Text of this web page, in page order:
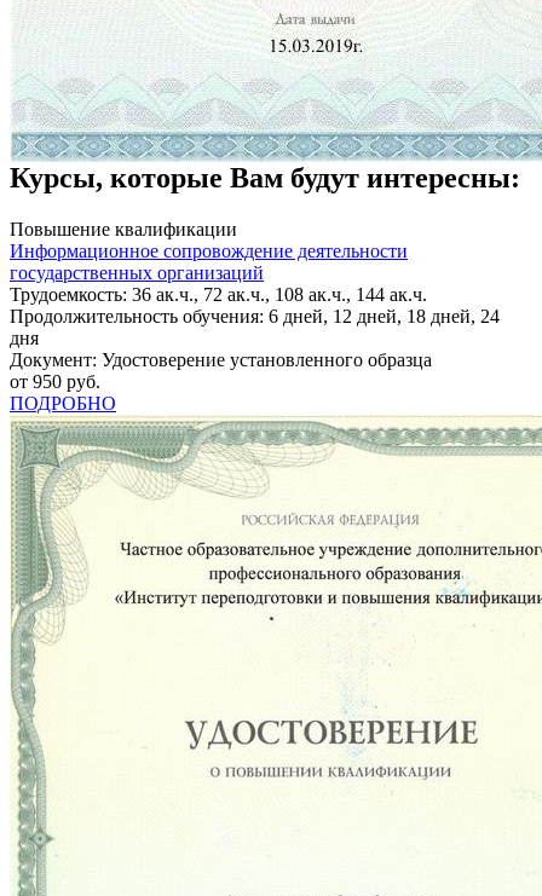
Курсы, которые Вам будут интересны:
Повышение квалификации
Информационное сопровождение деятельности
государственных организаций
Трудоемкость: 36 ак.ч., 72 ак.ч., 108 ак.ч., 144 ак.ч.
Продолжительность обучения: 6 дней, 12 дней, 18 дней, 24
дня
Документ: Удостоверение установленного образца
от 950 руб.
ПОДРОБНО